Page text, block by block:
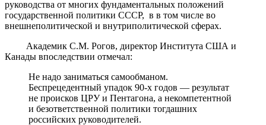
руководства от многих фундаментальных положений
государственной политики СССР, в в том числе во
внешнеполитической и внутриполитической сферах.
Академик С.М. Рогов, директор Института США и
Канады впоследствии отмечал:
Не надо заниматься самообманом.
Беспрецедентный упадок 90-х годов — результат
не происков ЦРУ и Пентагона, а некомпетентной
и безответственной политики тогдашних
российских руководителей.